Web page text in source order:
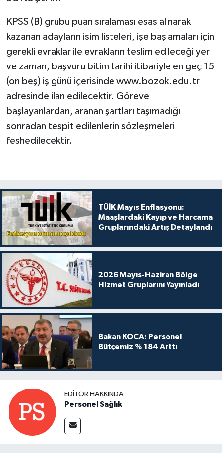
KPSS (B) grubu puan sıralaması esas alınarak
kazanan adayların isim listeleri, işe başlamaları için
gerekli evraklar ile evrakların teslim edileceği yer
ve zaman, başvuru bitim tarihi itibariyle en geç 15
(on beş) iş günü içerisinde www.bozok.edu.tr
adresinde ilan edilecektir. Göreve
başlayanlardan, aranan şartları taşımadığı
sonradan tespit edilenlerin sözleşmeleri
feshedilecektir.
TÜİK Mayıs Enflasyonu:
Maaşlardaki Kayıp ve Harcama
Gruplarındaki Artış Detaylandı
2026 Mayıs-Haziran Bölge
Hizmet Gruplarını Yayınladı
Bakan KOCA: Personel
Bütçemiz % 184 Arttı
EDITÖR HAKKINDA
Personel Sağlık